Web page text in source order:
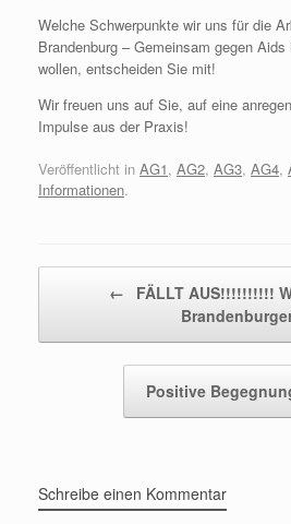
Welche Schwerpunkte wir uns für die
Brandenburg – Gemeinsam gegen
wollen, entscheiden Sie mit!
Wir freuen uns auf Sie, auf eine
Impulse aus der Praxis!
Veröffentlicht in AG1, AG2, AG3, AG4,
Informationen.
←
FÄLLT AUS!!!!!!!!!!
Positive
Schreibe einen Kommentar